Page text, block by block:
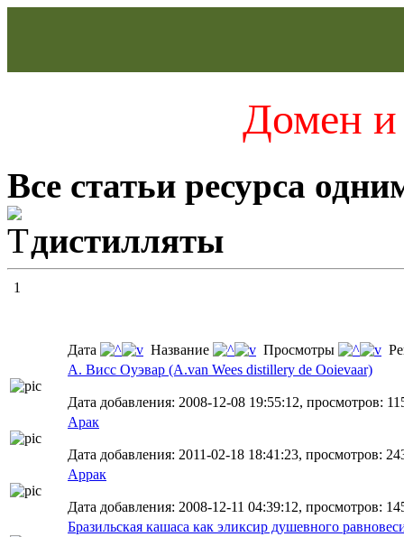
Домен и
Все статьи ресурса
дистилляты
1
Дата Название Просмотры
А. Висс Оуэвар (A.van Wees distillery de Ooievaar)
Дата добавления: 2008-12-08 19:55:12, просмотров:
Арак
Дата добавления: 2011-02-18 18:41:23, просмотров:
Аррак
Дата добавления: 2008-12-11 04:39:12, просмотров:
Бразильская кашаса как эликсир душевного